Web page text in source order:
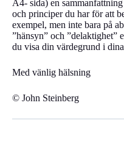
A4- sida) en
och principer du har för att
exempel, men inte bara på
”hänsyn” och ”delaktighet”
du visa din värdegrund i
Med vänlig hälsning
© John Steinberg